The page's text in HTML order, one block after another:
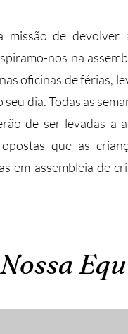
de devolver
nos na
oficinas de férias,
dia. Todas as
de ser levadas a
que as
em assembleia de